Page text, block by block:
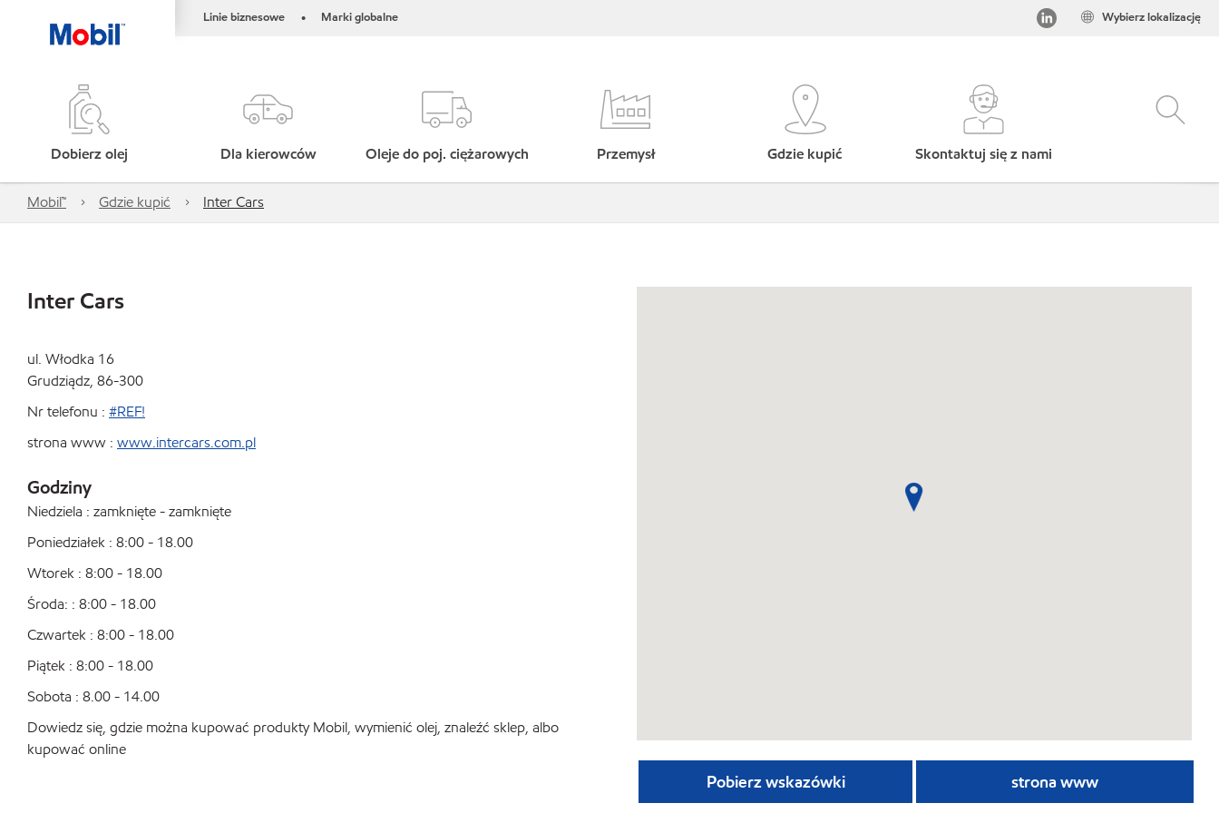
Linie biznesowe • Marki globalne Wybierz lokalizację
Dobierz olej Dla kierowców Oleje do poj. ciężarowych Przemysł Gdzie kupić Skontaktuj się z nami
Mobil™ Gdzie kupić Inter Cars
Inter Cars
ul. Włodka 16
Grudziądz, 86-300
Nr telefonu : #REF!
strona www : www.intercars.com.pl
Godziny
Niedziela : zamknięte - zamknięte
Poniedziałek : 8:00 - 18.00
Wtorek : 8:00 - 18.00
Środa: : 8:00 - 18.00
Czwartek : 8:00 - 18.00
Piątek : 8:00 - 18.00
Sobota : 8.00 - 14.00
Dowiedz się, gdzie można kupować produkty Mobil, wymienić olej, znaleźć sklep, albo
kupować online
Pobierz wskazówki strona www